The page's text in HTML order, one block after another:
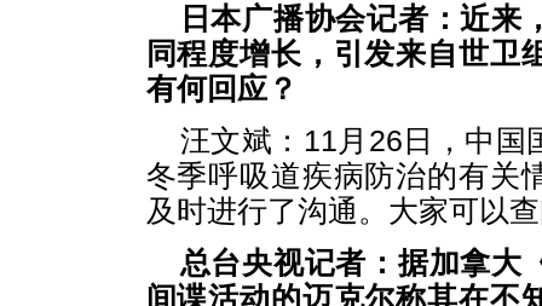
日本广播协会记者：近来
同程度增长，引发来自世卫
有何回应？
汪文斌：11月26日，中国
冬季呼吸道疾病防治的有关
及时进行了沟通。大家可以
总台央视记者：据加拿大
间谍活动的迈克尔称其在不